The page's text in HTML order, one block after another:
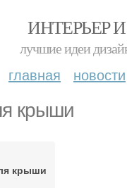
ИНТЕРЬЕР
лучшие идеи
главная новости
крыши
крыши